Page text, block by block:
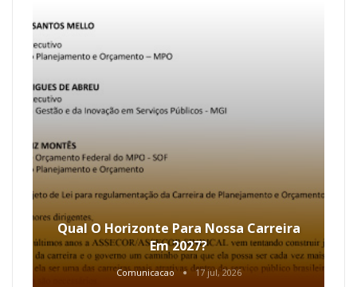
Qual O Horizonte Para Nossa Carreira
Em 2027?
Comunicacao 17 jul, 2026